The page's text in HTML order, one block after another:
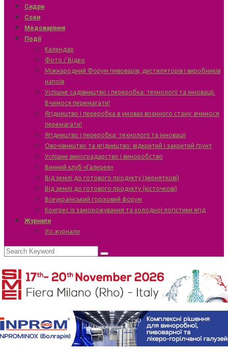
Сидри
Соки
Медоваріння
Події
Календар
Фото / Відео
Міжнародний Форум пивоварів, дистиляторів і виробників
напоїв
Успішне садівництво і переробка: технології та інновації.
Вчимося перемагати!
Ягідництво і переробка в умовах воєнного стану: вчимося
перемагати!
Ягідництво і переробка: технології та інновації
Овочівництво та ягідництво: відкритий і закритий ґрунт
Успішне виноградарство і виноробство
Винний клуб «Галерея»
Від землі до готового продукту (зерняткові)
Від землі до готового продукту (кісточкові)
Всеукраїнський горіховий форум
Конгрес із заморожування та холодної логістики ягід
Журнали
Усі журнали